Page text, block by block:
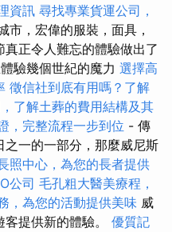
資訊 尋找專業貨運公司，
市，宏偉的服裝，面具，
正令人難忘的體驗做出了
驗幾個世紀的魔力 選擇高
徵信社到底有用嗎？了解
了解土葬的費用結構及其
，完整流程一步到位 - 傳
一的一部分，那麼威尼斯
照中心，為您的長者提供
公司 毛孔粗大醫美療程，
，為您的活動提供美味 威
提供新的體驗。 優質記